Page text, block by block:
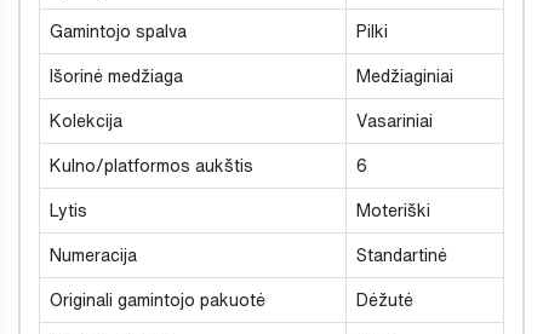
Gamintojo spalva Pilki
Išorinė medžiaga Medžiaginiai
Kolekcija Vasariniai
Kulno/platformos aukštis 6
Lytis Moteriški
Numeracija Standartinė
Originali gamintojo pakuotė Dėžutė